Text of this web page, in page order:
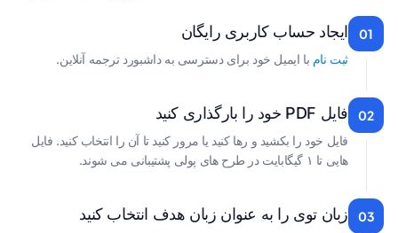
01 ایجاد حساب کاربری رایگان
ثبت نام با ایمیل خود برای دسترسی به داشبورد ترجمه آنلاین.
02 فایل PDF خود را بارگذاری کنید
فایل خود را بکشید و رها کنید یا مرور کنید تا آن را انتخاب کنید. فایل
هایی تا ۱ گیگابایت در طرح های پولی پشتیبانی می شوند.
03 زبان توی را به عنوان زبان هدف انتخاب کنید